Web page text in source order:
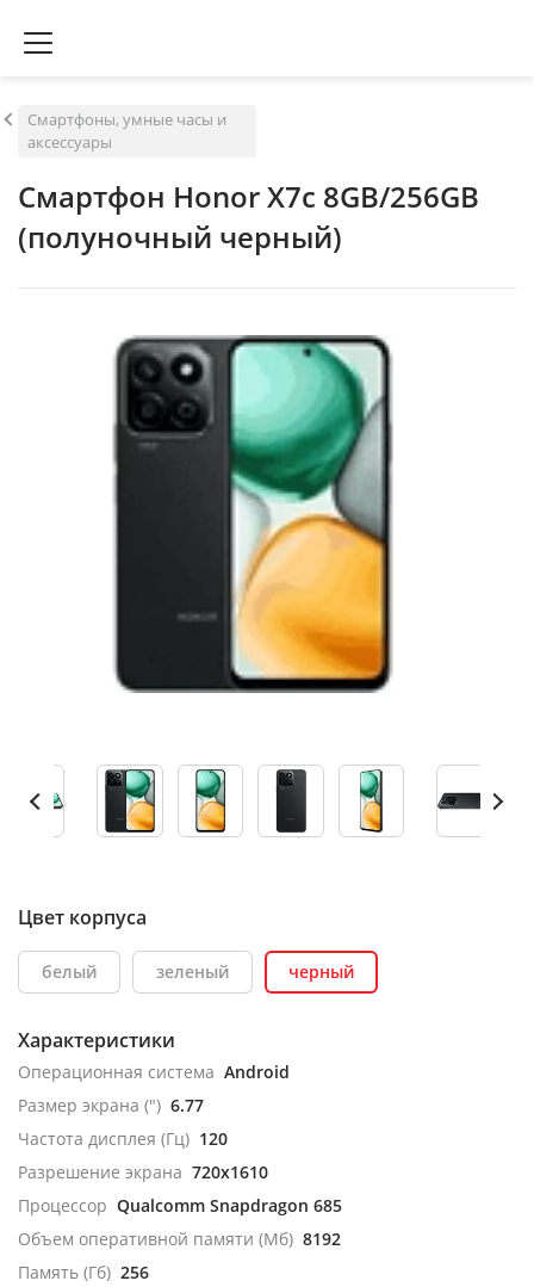
Смартфоны, умные часы и
аксессуары
Смартфон Honor X7c 8GB/256GB
(полуночный черный)
Цвет корпуса
белый зеленый черный
Характеристики
Операционная система Android
Размер экрана (") 6.77
Частота дисплея (Гц) 120
Разрешение экрана 720x1610
Процессор Qualcomm Snapdragon 685
Объем оперативной памяти (Мб) 8192
Память (Гб) 256